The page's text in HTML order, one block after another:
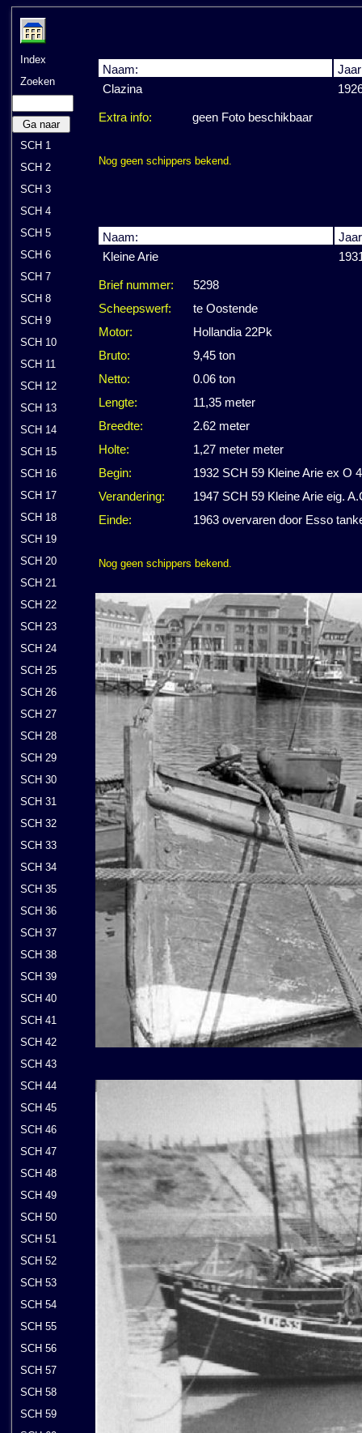
Index
Zoeken
Ga naar
SCH 1
SCH 2
SCH 3
SCH 4
SCH 5
SCH 6
SCH 7
SCH 8
SCH 9
SCH 10
SCH 11
SCH 12
SCH 13
SCH 14
SCH 15
SCH 16
SCH 17
SCH 18
SCH 19
SCH 20
SCH 21
SCH 22
SCH 23
SCH 24
SCH 25
SCH 26
SCH 27
SCH 28
SCH 29
SCH 30
SCH 31
SCH 32
SCH 33
SCH 34
SCH 35
SCH 36
SCH 37
SCH 38
SCH 39
SCH 40
SCH 41
SCH 42
SCH 43
SCH 44
SCH 45
SCH 46
SCH 47
SCH 48
SCH 49
SCH 50
SCH 51
SCH 52
SCH 53
SCH 54
SCH 55
SCH 56
SCH 57
SCH 58
SCH 59
Naam:
Clazina
Extra info: geen Foto beschikbaar
Nog geen schippers bekend.
Naam:
Kleine Arie
Brief nummer:
5298
Scheepswerf:
te Oostende
Motor:
Hollandia 22Pk
Bruto:
9,45 ton
Netto:
0.06 ton
Lengte:
11,35 meter
Breedte:
2.62 meter
Holte:
1,27 meter meter
Begin:
1932 SCH 59 Kleine Arie ex O
Verandering:
1947 SCH 59 Kleine Arie eig.
Einde:
1963 overvaren door Esso
Nog geen schippers bekend.